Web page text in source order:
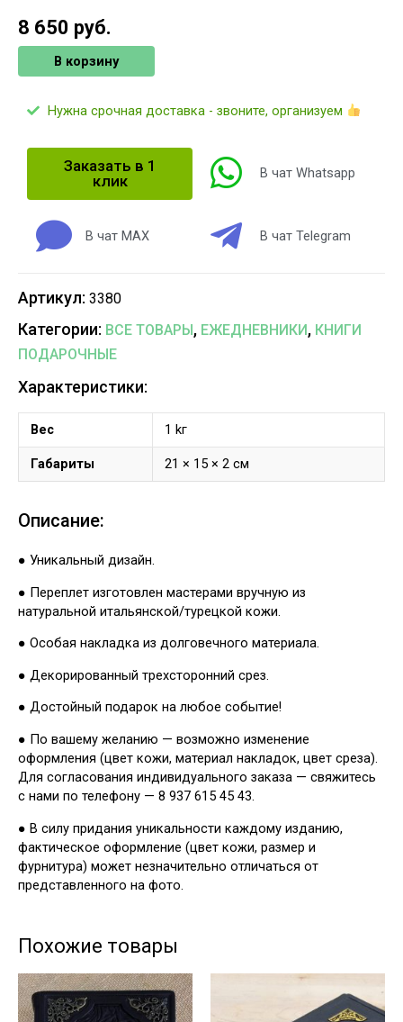
8 650 руб.
В корзину
Нужна срочная доставка - звоните, организуем
Заказать в 1
клик
В чат Whatsapp
В чат MAX В чат Telegram
Артикул: 3380
Категории: ВСЕ ТОВАРЫ, ЕЖЕДНЕВНИКИ, КНИГИ
ПОДАРОЧНЫЕ
Характеристики:
Вес 1 kг
Габариты 21 × 15 × 2 см
Описание:
● Уникальный дизайн.
● Переплет изготовлен мастерами вручную из
натуральной итальянской/турецкой кожи.
● Особая накладка из долговечного материала.
● Декорированный трехсторонний срез.
● Достойный подарок на любое событие!
● По вашему желанию — возможно изменение
оформления (цвет кожи, материал накладок, цвет среза).
Для согласования индивидуального заказа — свяжитесь
с нами по телефону — 8 937 615 45 43.
● В силу придания уникальности каждому изданию,
фактическое оформление (цвет кожи, размер и
фурнитура) может незначительно отличаться от
представленного на фото.
Похожие товары